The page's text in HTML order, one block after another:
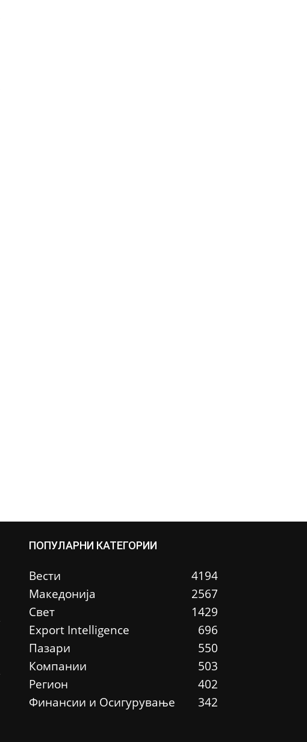
ПОПУЛАРНИ КАТЕГОРИИ
Вести
4194
Македонија
2567
Свет
1429
Еxport Intelligence
696
Пазари
550
Компании
503
Регион
402
Финансии и Осигурување
342